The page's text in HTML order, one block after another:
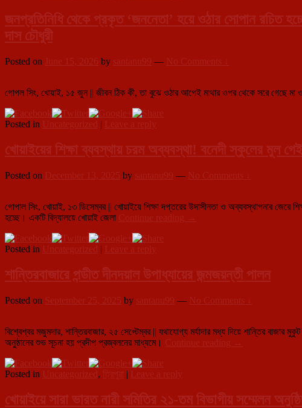
স্থাপনের
দাবি:
তথা
কলাইয়ের
জনপ্রতিনিধি থেকে প্রকৃত ‘জননেতা’ হয়ে ওঠার সোপান রচিত
দাস চৌধুরী
Posted on June 15, 2026 by santanu99 — No Comments ↓
গোপল সিং, খোয়াই, ১৫ জুন || জীবন ঠিক কী, তা বুঝে ওঠার আগেই মাথার ওপর থেকে সরে গেছে মা
Posted in Uncategorized | Leave a reply
খোয়াইয়ের শিক্ষা ব্যবস্থায় চরম অব্যবস্থা! বনেদী স্কুলের মুল
Posted on December 13, 2025 by santanu99 — No Comments ↓
গোপাল সিং, খোয়াই, ১৩ ডিসেম্বর || খোয়াইয়ে শিক্ষা দপ্তরের উদাসীনতা ও অব্যবস্থাপনার জেরে
হচ্ছে। একটি বিদ্যালয়ে খোয়াই জেলা Continue reading খোয়াইয়ের
বনেদী
স্কুলের
গেইট
প্রায়
৫৮
বছর
রাস্তার
ধারে
→
Posted in Uncategorized | Leave a reply
শান্তিরবাজারে পন্ডীত দীনদয়াল উপাধ্যায়ের জন্মজয়ন্তী পালন
Posted on September 25, 2025 by santanu99 — No Comments ↓
বিশ্বেশ্বর মজুমদার, শান্তিরবাজার, ২৫ সেপ্টেম্বর || যথাযোগ্য মর্যাদার মধ্য দিয়ে শান্তির
অনুষ্ঠানের শুভ সূচনা হয় প্রদীপ প্রজ্বলনের মাধ্যমে। Continue reading শান্তিরবাজারে
পালন
→
Posted in Uncategorized , ত্রিপুরা | Leave a reply
খোয়াইয়ে সারা ভারত নারী সমিতির ২১-তম বিভাগীয় সম্মেলন